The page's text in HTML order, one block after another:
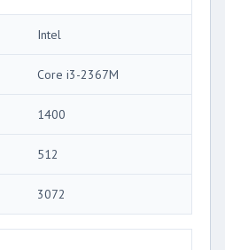
Intel
Core i3-2367M
1400
512
3072